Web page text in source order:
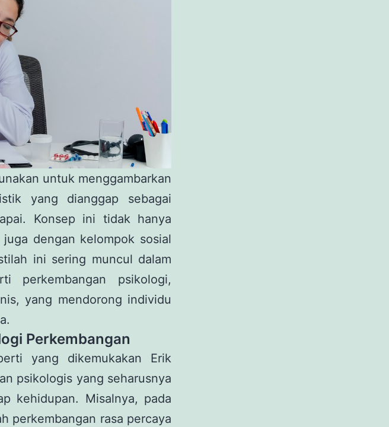
untuk menggambarkan
yang dianggap sebagai
Konsep ini tidak hanya
dengan kelompok sosial
ini sering muncul dalam
perkembangan psikologi,
yang mendorong individu
Perkembangan
yang dikemukakan Erik
psikologis yang seharusnya
kehidupan. Misalnya, pada
perkembangan rasa percaya